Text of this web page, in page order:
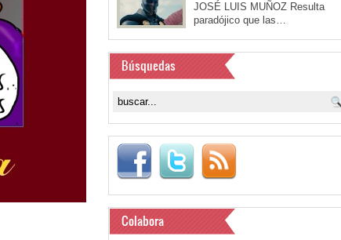
JOSÉ LUIS MUÑOZ Resulta
paradójico que las…
Búsquedas
Colabora